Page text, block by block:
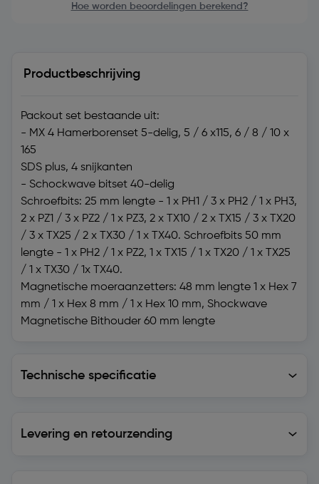
Hoe worden beoordelingen berekend?
Productbeschrijving
Packout set bestaande uit:
- MX 4 Hamerborenset 5-delig, 5 / 6 x115, 6 / 8 / 10 x
165
SDS plus, 4 snijkanten
- Schockwave bitset 40-delig
Schroefbits: 25 mm lengte - 1 x PH1 / 3 x PH2 / 1 x PH3,
2 x PZ1 / 3 x PZ2 / 1 x PZ3, 2 x TX10 / 2 x TX15 / 3 x TX20
/ 3 x TX25 / 2 x TX30 / 1 x TX40. Schroefbits 50 mm
lengte - 1 x PH2 / 1 x PZ2, 1 x TX15 / 1 x TX20 / 1 x TX25
/ 1 x TX30 / 1x TX40.
Magnetische moeraanzetters: 48 mm lengte 1 x Hex 7
mm / 1 x Hex 8 mm / 1 x Hex 10 mm, Shockwave
Magnetische Bithouder 60 mm lengte
Technische specificatie
Levering en retourzending